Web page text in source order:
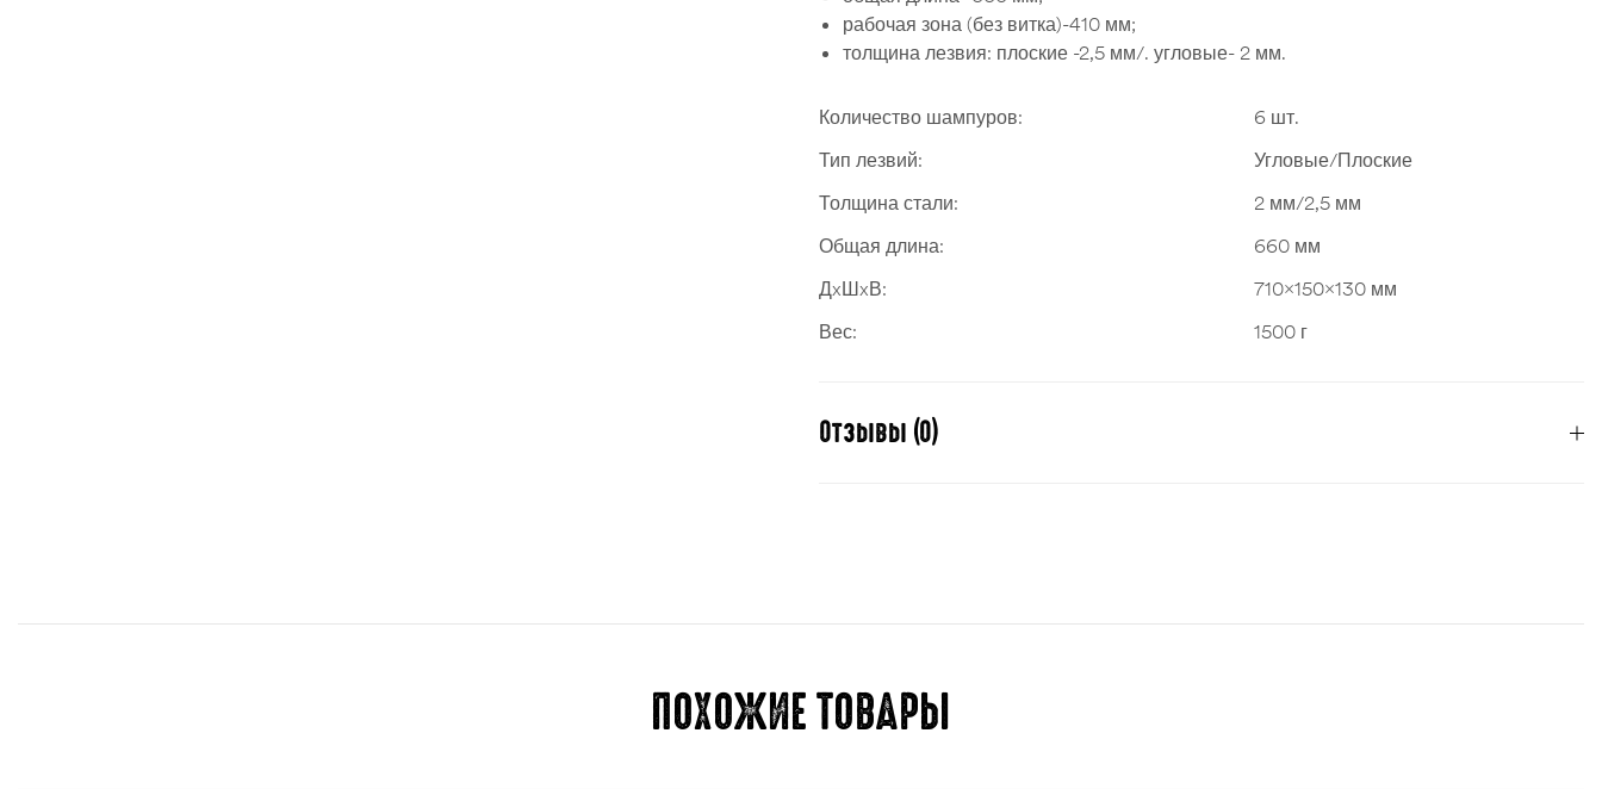
рабочая зона (без витка)-410 мм;
толщина лезвия: плоские -2,5 мм/. угловые- 2 мм.
Количество шампуров:
6 шт.
Тип лезвий:
Угловые/Плоские
Толщина стали:
2 мм/2,5 мм
Общая длина:
660 мм
ДxШxВ:
710x150x130 мм
Вес:
1500 г
Отзывы (0)
ПОХОЖИЕ ТОВАРЫ